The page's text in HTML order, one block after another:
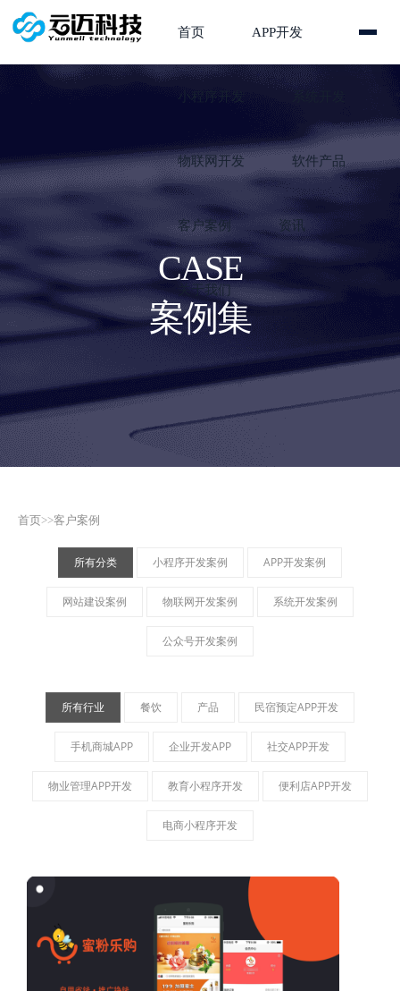
首页 APP开发
小程序开发
物联网开发 软件产品
客户案例 资讯
关于我们
CASE
案例集
首页>>客户案例
所有分类 小程序开发案例 APP开发案例
网站建设案例 物联网开发案例 系统开发案例
公众号开发案例
所有行业 餐饮 产品 民宿预定APP开发
手机商城APP 企业开发APP 社交APP开发
物业管理APP开发 教育小程序开发 便利店APP开发
电商小程序开发